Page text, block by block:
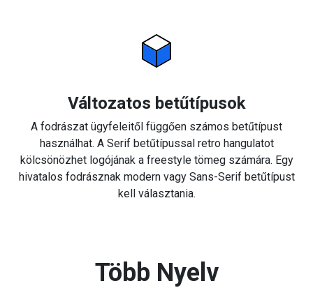
Változatos betűtípusok
A fodrászat ügyfeleitől függően számos betűtípust
használhat. A Serif betűtípussal retro hangulatot
kölcsönözhet logójának a freestyle tömeg számára. Egy
hivatalos fodrásznak modern vagy Sans-Serif betűtípust
kell választania.
Több Nyelv